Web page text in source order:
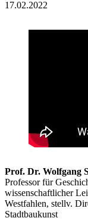
17.02.2022
Prof. Dr. Wolfgang
Professor für
wissenschaftlicher
Westfahlen, stellv.
Stadtbaukunst